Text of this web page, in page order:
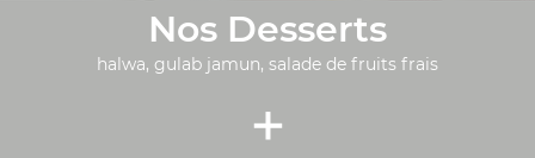
Nos Desserts
halwa, gulab jamun, salade de fruits frais
+